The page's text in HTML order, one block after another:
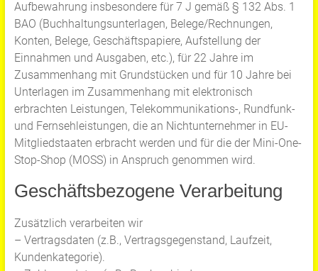
Aufbewahrung insbesondere für 7 J gemäß § 132 Abs. 1
BAO (Buchhaltungsunterlagen, Belege/Rechnungen,
Konten, Belege, Geschäftspapiere, Aufstellung der
Einnahmen und Ausgaben, etc.), für 22 Jahre im
Zusammenhang mit Grundstücken und für 10 Jahre bei
Unterlagen im Zusammenhang mit elektronisch
erbrachten Leistungen, Telekommunikations-, Rundfunk-
und Fernsehleistungen, die an Nichtunternehmer in EU-
Mitgliedstaaten erbracht werden und für die der Mini-One-
Stop-Shop (MOSS) in Anspruch genommen wird.
Geschäftsbezogene Verarbeitung
Zusätzlich verarbeiten wir
– Vertragsdaten (z.B., Vertragsgegenstand, Laufzeit,
Kundenkategorie).